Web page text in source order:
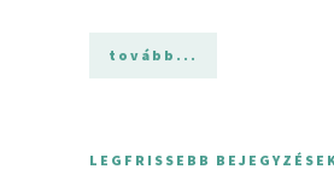
tovább...
LEGFRISSEBB BEJEGYZÉSEK